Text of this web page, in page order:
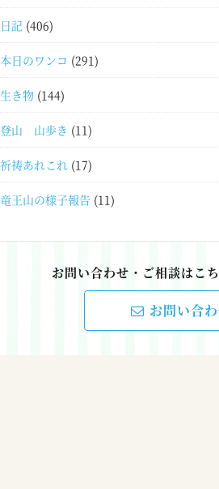
日記 (406)
本日のワンコ (291)
生き物 (144)
登山 山歩き (11)
祈祷あれこれ (17)
竜王山の様子報告 (11)
お問い合わせ・ご相談はこ
お問い合